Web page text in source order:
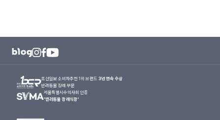
조선일보 소비자추천 1위 브랜드 3년 연속 수상
반려동물 장례 부문
서울특별시수의사회 인증
'반려동물 장례식장'